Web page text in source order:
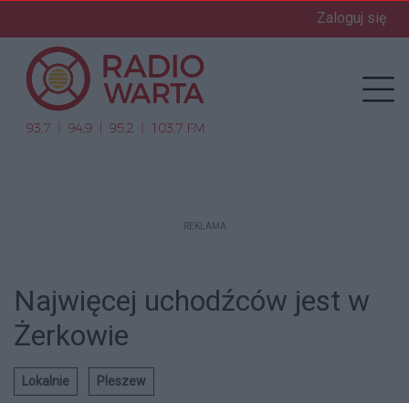
Zaloguj się
REKLAMA
Najwięcej uchodźców jest w
Żerkowie
Lokalnie Pleszew